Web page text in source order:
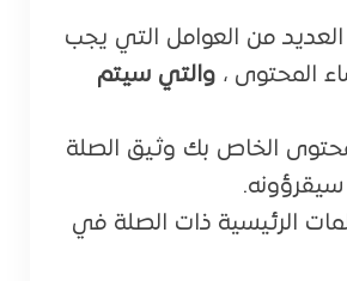
من العوامل التي يجب
المحتوى ،والتي سيتم
الخاص بك وثيق الصلة
الرئيسية ذات الصلة في